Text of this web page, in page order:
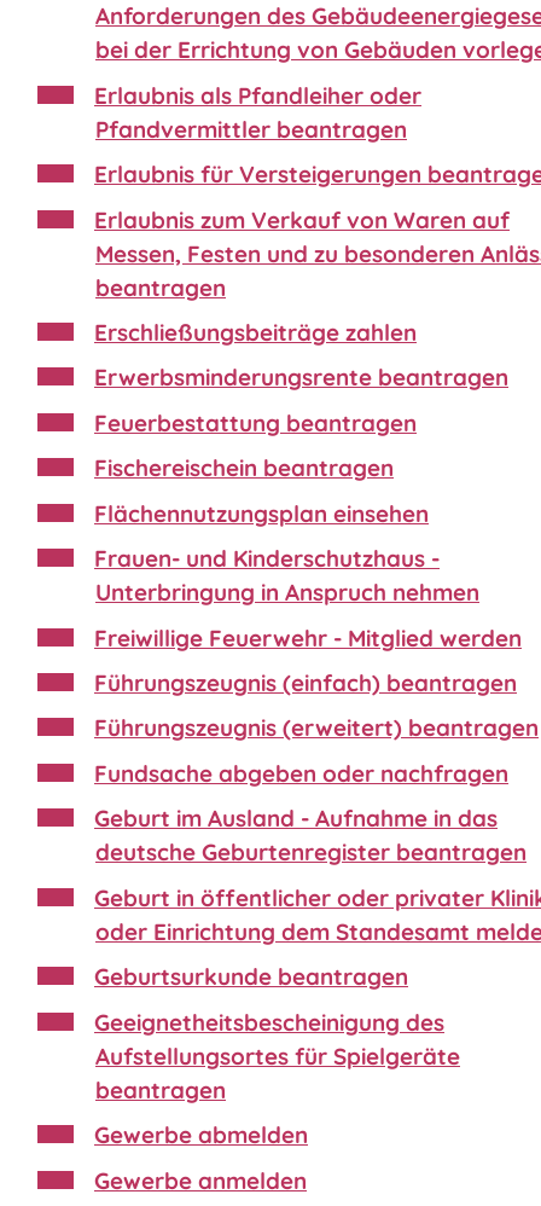
Anforderungen des
bei der Errichtung von Gebäuden
Erlaubnis als Pfandleiher oder
Pfandvermittler beantragen
Erlaubnis für Versteigerungen
Erlaubnis zum Verkauf von Waren auf
Messen, Festen und zu besonderen
beantragen
Erschließungsbeiträge zahlen
Erwerbsminderungsrente beantragen
Feuerbestattung beantragen
Fischereischein beantragen
Flächennutzungsplan einsehen
Frauen- und Kinderschutzhaus -
Unterbringung in Anspruch nehmen
Freiwillige Feuerwehr - Mitglied werden
Führungszeugnis (einfach) beantragen
Führungszeugnis (erweitert) beantragen
Fundsache abgeben oder nachfragen
Geburt im Ausland - Aufnahme in das
deutsche Geburtenregister beantragen
Geburt in öffentlicher oder privater
oder Einrichtung dem Standesamt
Geburtsurkunde beantragen
Geeignetheitsbescheinigung des
Aufstellungsortes für Spielgeräte
beantragen
Gewerbe abmelden
Gewerbe anmelden